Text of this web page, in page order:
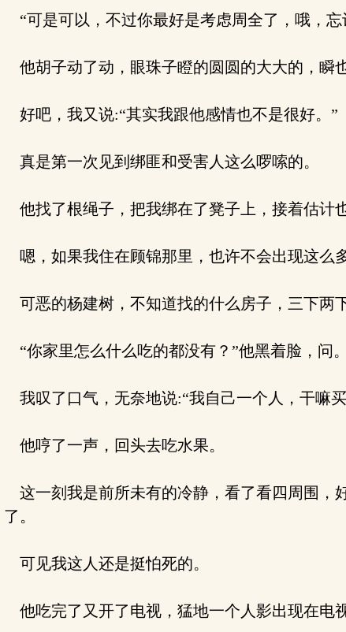
“可是可以，不过你最好是考虑周全了，哦，
他胡子动了动，眼珠子瞪的圆圆的大大的，瞬
好吧，我又说:“其实我跟他感情也不是很好。”
真是第一次见到绑匪和受害人这么啰嗦的。
他找了根绳子，把我绑在了凳子上，接着估计
嗯，如果我住在顾锦那里，也许不会出现这么
可恶的杨建树，不知道找的什么房子，三下两
“你家里怎么什么吃的都没有？”他黑着脸，问。
我叹了口气，无奈地说:“我自己一个人，干嘛
他哼了一声，回头去吃水果。
这一刻我是前所未有的冷静，看了看四周围，
了。
可见我这人还是挺怕死的。
他吃完了又开了电视，猛地一个人影出现在电